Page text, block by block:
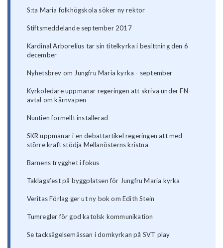
S:ta Maria folkhögskola söker ny rektor
Stiftsmeddelande september 2017
Kardinal Arborelius tar sin titelkyrka i besittning den 6
december
Nyhetsbrev om Jungfru Maria kyrka - september
Kyrkoledare uppmanar regeringen att skriva under FN-
avtal om kärnvapen
Nuntien formellt installerad
SKR uppmanar i en debattartikel regeringen att med
större kraft stödja Mellanösterns kristna
Barnens trygghet i fokus
Taklagsfest på byggplatsen för Jungfru Maria kyrka
Veritas Förlag ger ut ny bok om Edith Stein
Tumregler för god katolsk kommunikation
Se tacksägelsemässan i domkyrkan på SVT play